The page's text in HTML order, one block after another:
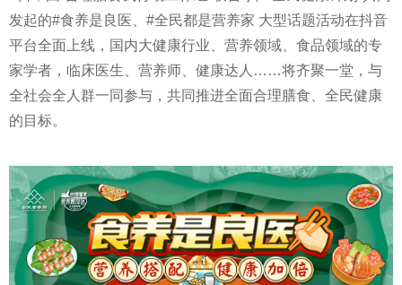
发起的#食养是良医、#全民都是营养家 大型话题活动在抖音
平台全面上线，国内大健康行业、营养领域、食品领域的专
家学者，临床医生、营养师、健康达人……将齐聚一堂，与
全社会全人群一同参与，共同推进全面合理膳食、全民健康
的目标。